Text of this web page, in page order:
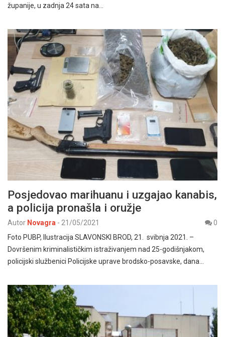
županije, u zadnja 24 sata na…
Posjedovao marihuanu i uzgajao kanabis,
a policija pronašla i oružje
Autor Novagra - 21/05/2021
0
Foto PUBP, Ilustracija SLAVONSKI BROD, 21. svibnja 2021. –
Dovršenim kriminalističkim istraživanjem nad 25-godišnjakom,
policijski službenici Policijske uprave brodsko-posavske, dana…